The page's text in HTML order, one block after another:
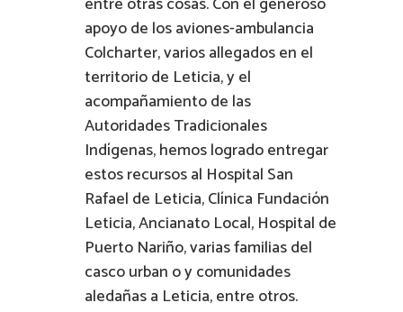
apoyo de los aviones-ambulancia
Colcharter, varios allegados en el
territorio de Leticia, y el
acompañamiento de las
Autoridades Tradicionales
Indígenas, hemos logrado entregar
estos recursos al Hospital San
Rafael de Leticia, Clínica Fundación
Leticia, Ancianato Local, Hospital de
Puerto Nariño, varias familias del
casco urban o y comunidades
aledañas a Leticia, entre otros.